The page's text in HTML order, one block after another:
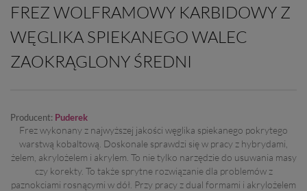
FREZ WOLFRAMOWY KARBIDOWY Z
WĘGLIKA SPIEKANEGO WALEC
ZAOKRĄGLONY ŚREDNI
Producent: Puderek
Frez wykonany z najwyższej jakości węglika spiekanego pokrytego
warstwą kobaltową. Doskonale sprawdzi się w pracy z hybrydami,
żelem, akrylożelem i akrylem. To nie tylko narzędzie do usuwania masy
czy korekty. To także sprytne rozwiązanie dla problemów z
paznokciami rosnącymi w dół. Przy pracy z dual formami i akrylożelem